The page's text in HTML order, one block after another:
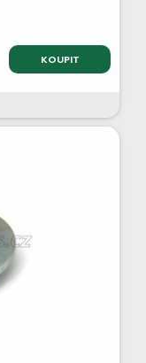
KOUPIT